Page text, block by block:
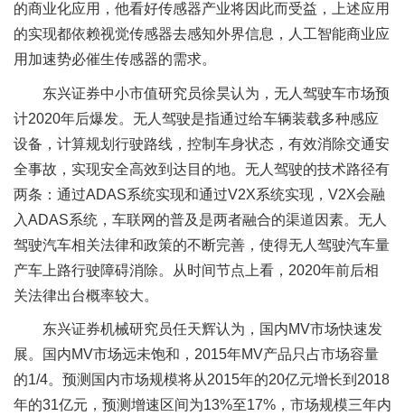
的商业化应用，他看好传感器产业将因此而受益，上述应用
的实现都依赖视觉传感器去感知外界信息，人工智能商业应
用加速势必催生传感器的需求。
东兴证券中小市值研究员徐昊认为，无人驾驶车市场预
计2020年后爆发。无人驾驶是指通过给车辆装载多种感应
设备，计算规划行驶路线，控制车身状态，有效消除交通安
全事故，实现安全高效到达目的地。无人驾驶的技术路径有
两条：通过ADAS系统实现和通过V2X系统实现，V2X会融
入ADAS系统，车联网的普及是两者融合的渠道因素。无人
驾驶汽车相关法律和政策的不断完善，使得无人驾驶汽车量
产车上路行驶障碍消除。从时间节点上看，2020年前后相
关法律出台概率较大。
东兴证券机械研究员任天辉认为，国内MV市场快速发
展。国内MV市场远未饱和，2015年MV产品只占市场容量
的1/4。预测国内市场规模将从2015年的20亿元增长到2018
年的31亿元，预测增速区间为13%至17%，市场规模三年内